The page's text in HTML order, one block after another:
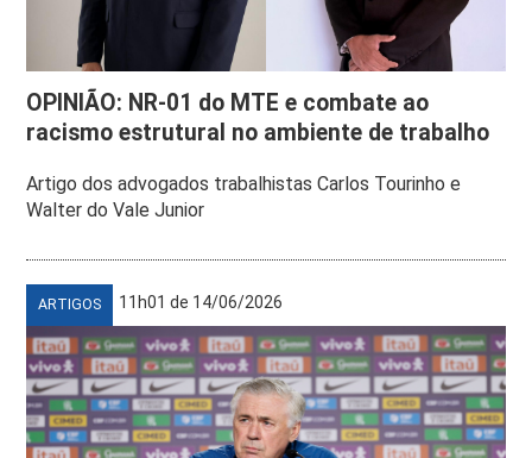
OPINIÃO: NR-01 do MTE e combate ao
racismo estrutural no ambiente de trabalho
Artigo dos advogados trabalhistas Carlos Tourinho e
Walter do Vale Junior
ARTIGOS 11h01 de 14/06/2026